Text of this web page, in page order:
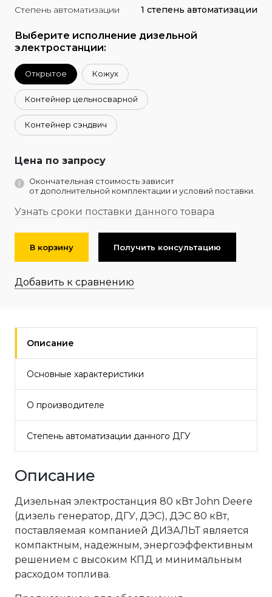
Степень автоматизации
1 степень автоматизации
Выберите исполнение дизельной
электростанции:
Открытое Кожух
Контейнер цельносварной
Контейнер сэндвич
Цена по запросу
Окончательная стоимость зависит
от дополнительной комплектации и условий поставки.
Узнать сроки поставки данного товара
В корзину Получить консультацию
Добавить к сравнению
Описание
Основные характеристики
О производителе
Степень автоматизации данного ДГУ
Описание
Дизельная электростанция 80 кВт John Deere
(дизель генератор, ДГУ, ДЭС), ДЭС 80 кВт,
поставляемая компанией ДИЗАЛЬТ является
компактным, надежным, энергоэффективным
решением с высоким КПД и минимальным
расходом топлива.